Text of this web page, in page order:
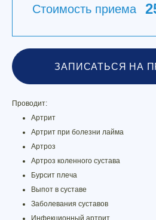
Стоимость приема
ЗАПИСАТЬСЯ НА
Проводит:
Артрит
Артрит при болезни лайма
Артроз
Артроз коленного сустава
Бурсит плеча
Выпот в суставе
Заболевания суставов
Инфекционный артрит